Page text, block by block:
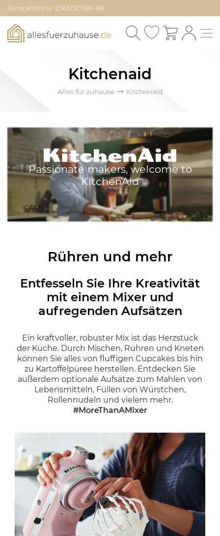
Servicehotline: 0365/527881-88
Kitchenaid
Alles für zuhause Kitchenaid
Passionate makers, welcome to
KitchenAid
Rühren und mehr
Entfesseln Sie Ihre Kreativität
mit einem Mixer und
aufregenden Aufsätzen
Ein kraftvoller, robuster Mix ist das Herzstück
der Küche. Durch Mischen, Rühren und Kneten
können Sie alles von fluffigen Cupcakes bis hin
zu Kartoffelpüree herstellen. Entdecken Sie
außerdem optionale Aufsätze zum Mahlen von
Lebensmitteln, Füllen von Würstchen,
Rollennudeln und vielem mehr.
#MoreThanAMixer